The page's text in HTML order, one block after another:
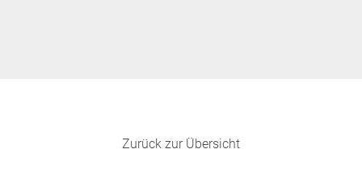
Zurück zur Übersicht